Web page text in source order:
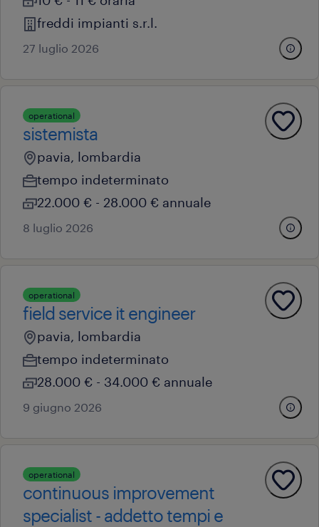
freddi impianti s.r.l.
27 luglio 2026
operational
sistemista
pavia, lombardia
tempo indeterminato
22.000 € - 28.000 € annuale
8 luglio 2026
operational
field service it engineer
pavia, lombardia
tempo indeterminato
28.000 € - 34.000 € annuale
9 giugno 2026
operational
continuous improvement
specialist - addetto tempi e